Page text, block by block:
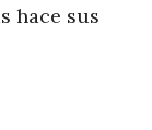
hace sus